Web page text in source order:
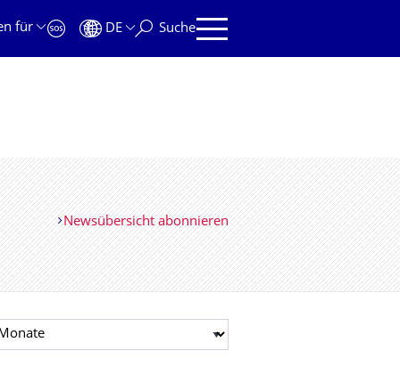
für
DE Suche
Newsübersicht abonnieren
auswählen